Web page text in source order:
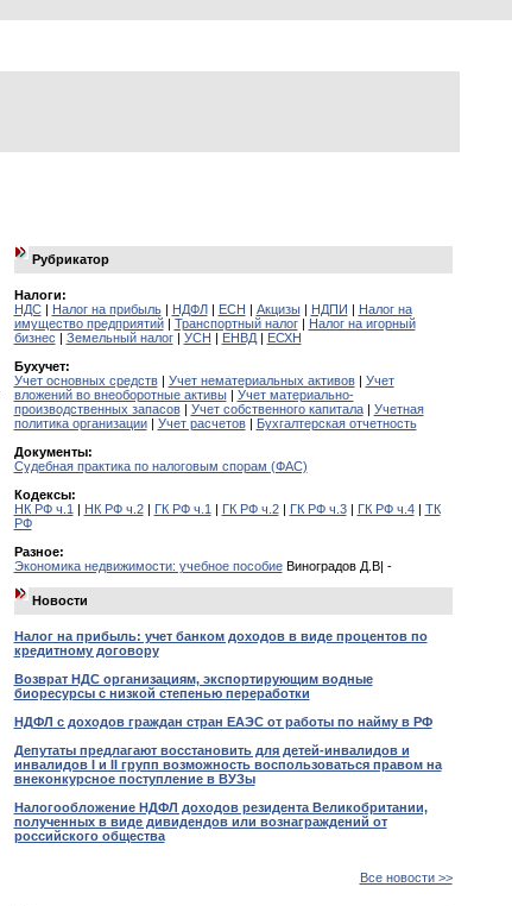
Рубрикатор
Налоги:
НДС| Налог на прибыль| НДФЛ| ЕСН | Акцизы| НДПИ | Налог на
имущество предприятий| Транспортный налог| Налог на игорный
бизнес | Земельный налог| УСН | ЕНВД| ЕСХН
Бухучет:
Учет основных средств| Учет нематериальных активов| Учет
вложений во внеоборотные активы| Учет материально-
производственных запасов| Учет собственного капитала| Учетная
политика организации| Учет расчетов| Бухгалтерская отчетность
Документы:
Судебная практика по налоговым спорам (ФАС)
Кодексы:
НК РФ ч.1 | НК РФ ч.2| ГК РФ ч.1 | ГК РФ ч.2| ГК РФ ч.3| ГК РФ ч.4| ТК
РФ
Разное:
Экономика недвижимости: учебное пособиеВиноградов Д.В| -
Новости
Налог на прибыль: учет банком доходов в виде процентов по
кредитному договору
Возврат НДС организациям, экспортирующим водные
биоресурсы с низкой степенью переработки
НДФЛ с доходов граждан стран ЕАЭС от работы по найму в РФ
Депутаты предлагают восстановить для детей-инвалидов и
инвалидов I и II групп возможность воспользоваться правом на
внеконкурсное поступление в ВУЗы
Налогообложение НДФЛ доходов резидента Великобритании,
полученных в виде дивидендов или вознаграждений от
российского общества
Все новости >>